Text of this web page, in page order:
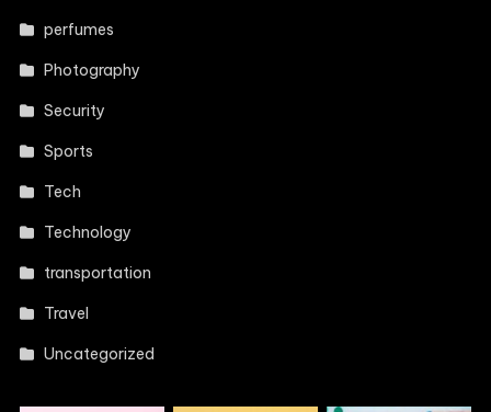
perfumes
Photography
Security
Sports
Tech
Technology
transportation
Travel
Uncategorized